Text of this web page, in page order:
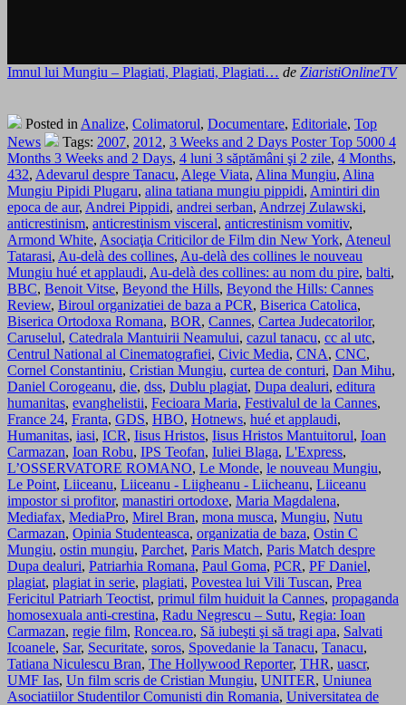
Imnul lui Mungiu – Plagiati, Plagiati, Plagiati… de ZiaristiOnlineTV
Posted in Analize, Colimatorul, Documentare, Editoriale, Top
News
Tags: 2007, 2012, 3 Weeks and 2 Days Poster Top 5000 4
Months 3 Weeks and 2 Days, 4 luni 3 săptămâni şi 2 zile, 4 Months,
432, Adevarul despre Tanacu, Alege Viata, Alina Mungiu, Alina
Mungiu Pipidi Plugaru, alina tatiana mungiu pippidi, Amintiri din
epoca de aur, Andrei Pippidi, andrei serban, Andrzej Zulawski,
anticrestinism, anticrestinism visceral, anticrestinism vomitiv,
Armond White, Asociaţia Criticilor de Film din New York, Ateneul
Tatarasi, Au-delà des collines, Au-delà des collines le nouveau
Mungiu hué et applaudi, Au-delà des collines: au nom du pire, balti,
BBC, Benoit Vitse, Beyond the Hills, Beyond the Hills: Cannes
Review, Biroul organizatiei de baza a PCR, Biserica Catolica,
Biserica Ortodoxa Romana, BOR, Cannes, Cartea Judecatorilor,
Caruselul, Catedrala Mantuirii Neamului, cazul tanacu, cc al utc,
Centrul National al Cinematografiei, Civic Media, CNA, CNC,
Cornel Constantiniu, Cristian Mungiu, curtea de conturi, Dan Mihu,
Daniel Corogeanu, die, dss, Dublu plagiat, Dupa dealuri, editura
humanitas, evanghelistii, Fecioara Maria, Festivalul de la Cannes,
France 24, Franta, GDS, HBO, Hotnews, hué et applaudi,
Humanitas, iasi, ICR, Iisus Hristos, Iisus Hristos Mantuitorul, Ioan
Carmazan, Ioan Robu, IPS Teofan, Iuliei Blaga, L'Express,
L’OSSERVATORE ROMANO, Le Monde, le nouveau Mungiu,
Le Point, Liiceanu, Liiceanu - Liigheanu - Liicheanu, Liiceanu
impostor si profitor, manastiri ortodoxe, Maria Magdalena,
Mediafax, MediaPro, Mirel Bran, mona musca, Mungiu, Nutu
Carmazan, Opinia Studenteasca, organizatia de baza, Ostin C
Mungiu, ostin mungiu, Parchet, Paris Match, Paris Match despre
Dupa dealuri, Patriarhia Romana, Paul Goma, PCR, PF Daniel,
plagiat, plagiat in serie, plagiati, Povestea lui Vili Tuscan, Prea
Fericitul Patriarh Teoctist, primul film huiduit la Cannes, propaganda
homosexuala anti-crestina, Radu Negrescu – Sutu, Regia: Ioan
Carmazan, regie film, Roncea.ro, Să iubeşti şi să tragi apa, Salvati
Icoanele, Sar, Securitate, soros, Spovedanie la Tanacu, Tanacu,
Tatiana Niculescu Bran, The Hollywood Reporter, THR, uascr,
UMF Ias, Un film scris de Cristian Mungiu, UNITER, Uniunea
Asociatiilor Studentilor Comunisti din Romania, Universitatea de